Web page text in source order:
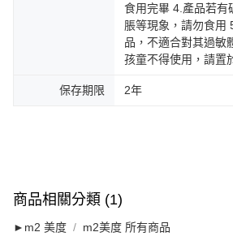
食用完畢 4.產品若有
脹等現象，請勿食用
品，不適合對其過敏
孩童不得使用，請置
保存期限 2年
商品相關分類 (1)
►m2 美度 m2美度 所有商品